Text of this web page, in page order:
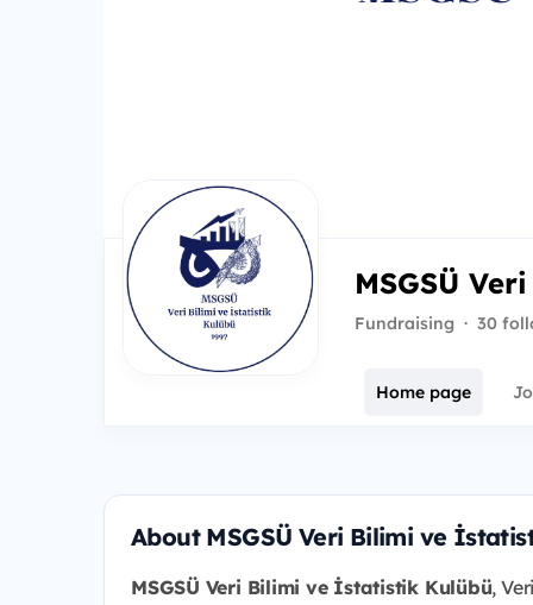
MSGSÜ
Fundraising · 30
Home page
About MSGSÜ Veri Bilimi ve
MSGSÜ Veri Bilimi ve İstatistik Kulübü,